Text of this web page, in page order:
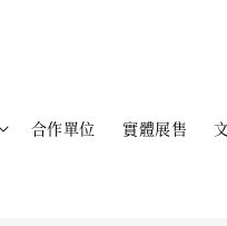
合作單位 實體展售